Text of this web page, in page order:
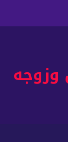
وزوجه